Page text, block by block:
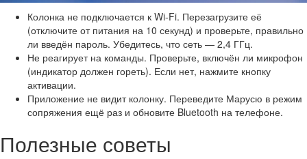
Колонка не подключается к Wi-Fi. Перезагрузите её
(отключите от питания на 10 секунд) и проверьте, правильно
ли введён пароль. Убедитесь, что сеть — 2,4 ГГц.
Не реагирует на команды. Проверьте, включён ли микрофон
(индикатор должен гореть). Если нет, нажмите кнопку
активации.
Приложение не видит колонку. Переведите Марусю в режим
сопряжения ещё раз и обновите Bluetooth на телефоне.
Полезные советы